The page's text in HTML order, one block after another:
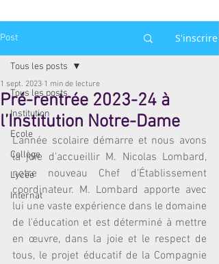
Post S'inscrire
Tous les posts
Institution
Ecole
Collège
Lycée
Internat
Tous les posts
Pré-rentrée 2023-24 à
l’Institution Notre-Dame
1 sept. 2023 1 min de lecture
L’année scolaire démarre et nous avons
la joie d'accueillir M. Nicolas Lombard,
notre nouveau Chef d'Établissement
coordinateur. M. Lombard apporte avec
lui une vaste expérience dans le domaine
de l'éducation et est déterminé à mettre
en œuvre, dans la joie et le respect de
tous, le projet éducatif de la Compagnie